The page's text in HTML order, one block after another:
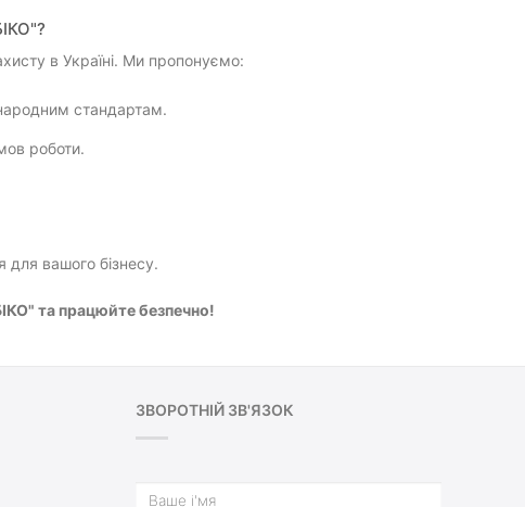
в Україні. Ми пропонуємо:
стандартам.
роботи.
для вашого бізнесу.
та працюйте безпечно!
ЗВОРОТНІЙ ЗВ'ЯЗОК